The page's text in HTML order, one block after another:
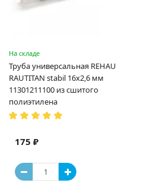
На складе
Труба универсальная REHAU
RAUTITAN stabil 16х2,6 мм
11301211100 из сшитого
полиэтилена
175 ₽